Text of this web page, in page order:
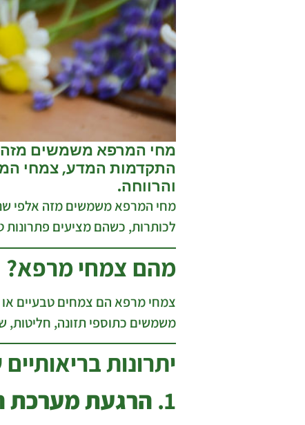
מחי המרפא משמשים מזה
התקדמות המדע, צמחי
והרווחה.
מחי המרפא משמשים מזה אלפי
לכותרות, כשהם מציעים פתרונות
מהם צמחי מרפא?
צמחי מרפא הם צמחים טבעיים או
משמשים כתוספי תזונה, חליטות,
יתרונות
1. הרגעת מערכת